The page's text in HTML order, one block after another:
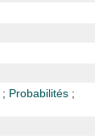
; Probabilités ;